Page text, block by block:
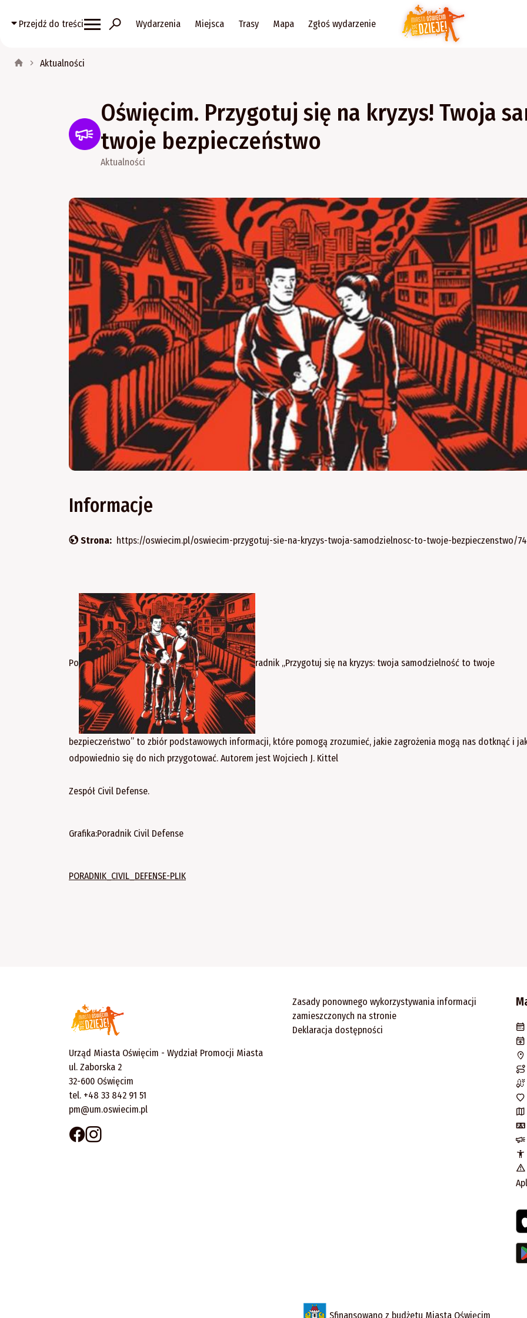
Przejdź do treści Wydarzenia Miejsca Trasy Mapa Zgłoś wydarzenie
Aktualności
Oświęcim. Przygotuj się na kryzys! Twoja
twoje bezpieczeństwo
Aktualności
Informacje
Strona: https://oswiecim.pl/oswiecim-przygotuj-sie-na-kryzys-twoja-samodzielnosc-to-twoje-bezpieczenstwo/
Po radnik „Przygotuj się na kryzys: twoja samodzielność to twoje
bezpieczeństwo” to zbiór podstawowych informacji, które pomogą zrozumieć, jakie zagrożenia mogą nas dotknąć i
odpowiednio się do nich przygotować. Autorem jest Wojciech J. Kittel
Zespół Civil Defense.
Grafika:Poradnik Civil Defense
PORADNIK_CIVIL_DEFENSE-PLIK
Urząd Miasta Oświęcim - Wydział Promocji Miasta
ul. Zaborska 2
32-600 Oświęcim
tel. +48 33 842 91 51
pm@um.oswiecim.pl
Zasady ponownego wykorzystywania informacji
zamieszczonych na stronie
Deklaracja dostępności
Sfinansowano z budżetu Miasta Oświęcim